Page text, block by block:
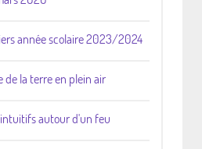
année scolaire 2023/2024
de la terre en plein air
autour d'un feu